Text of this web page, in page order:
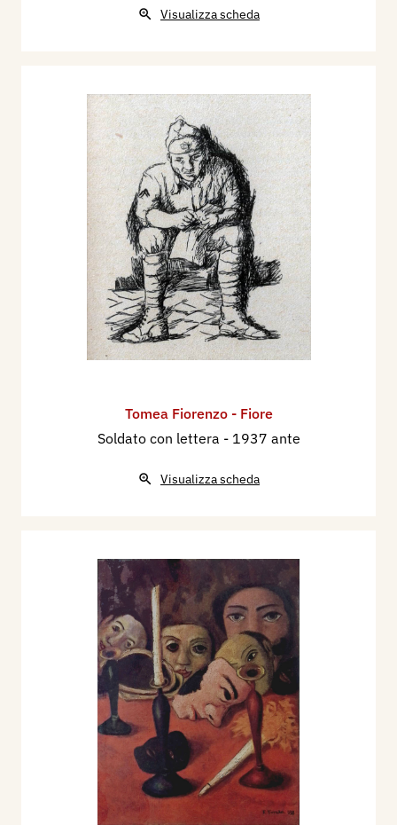
Visualizza scheda
Tomea Fiorenzo - Fiore
Soldato con lettera - 1937 ante
Visualizza scheda